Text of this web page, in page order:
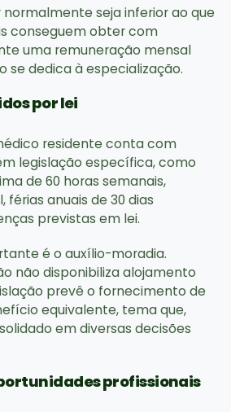
normalmente seja inferior ao que
conseguem obter com
uma remuneração mensal
se dedica à especialização.
por lei
residente conta com
legislação específica, como
de 60 horas semanais,
férias anuais de 30 dias
previstas em lei.
é o auxílio-moradia.
não disponibiliza alojamento
prevê o fornecimento de
equivalente, tema que,
em diversas decisões
profissionais